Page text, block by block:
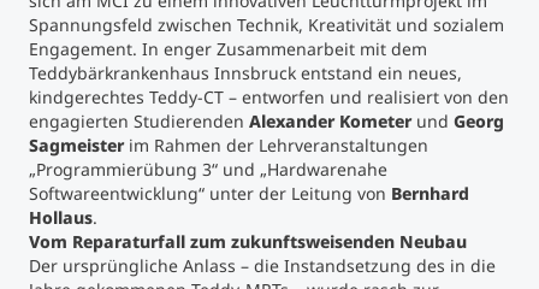
Technische Weiterbildung
Maßgeschneiderte Programme
Studienberatung
Spannungsfeld zwischen Technik, Kreativität und sozialem
Engagement. In enger Zusammenarbeit mit dem
Teddybärkrankenhaus Innsbruck entstand ein neues,
kindgerechtes Teddy-CT – entworfen und realisiert von den
engagierten Studierenden Alexander Kometerund Georg
Sagmeisterim Rahmen der Lehrveranstaltungen
„Programmierübung 3“ und „Hardwarenahe
Softwareentwicklung“ unter der Leitung von Bernhard
Hollaus.
Vom Reparaturfall zum zukunftsweisenden Neubau
Der ursprüngliche Anlass – die Instandsetzung des in die